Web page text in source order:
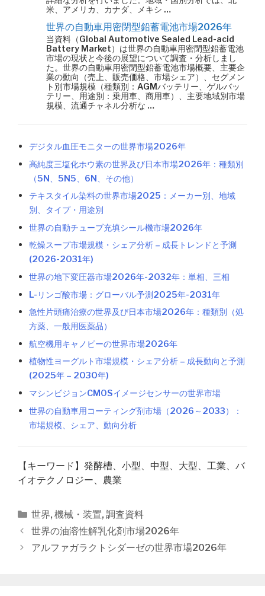
米、アメリカ、カナダ、メキシ …
世界の自動車用密閉型鉛蓄電池市場2026年
当資料（Global Automotive Sealed Lead-acid
Battery Market）は世界の自動車用密閉型鉛蓄電池
市場の現状と今後の展望について調査・分析しまし
た。世界の自動車用密閉型鉛蓄電池市場概要、主要企
業の動向（売上、販売価格、市場シェア）、セグメン
ト別市場規模（種類別：AGMバッテリー、ゲルバッ
テリー、用途別：乗用車、商用車）、主要地域別市場
規模、流通チャネル分析な …
デジタル血圧モニターの世界市場2026年
高純度三塩化ホウ素の世界及び日本市場2026年：種類別
（5N、5N5、6N、その他）
テキスタイル染料の世界市場2025：メーカー別、地域
別、タイプ・用途別
世界の自動チューブ充填シール機市場2026年
乾燥スープ市場規模・シェア分析 – 成長トレンドと予測
(2026-2031年)
世界の地下変圧器市場2026年-2032年：単相、三相
L-リンゴ酸市場：グローバル予測2025年-2031年
急性片頭痛治療の世界及び日本市場2026年：種類別（処
方薬、一般用医薬品）
航空機用キャノピーの世界市場2026年
植物性ヨーグルト市場規模・シェア分析 – 成長動向と予測
(2025年 – 2030年)
マシンビジョンCMOSイメージセンサーの世界市場
世界の自動車用コーティング剤市場（2026～2033）：
市場規模、シェア、動向分析
【キーワード】発酵槽、小型、中型、大型、工業、バ
イオテクノロジー、農業
カ
テ
リ
世界, 機械・装置, 調査資料
投
稿
世界の油溶性解乳化剤市場2026年
アルファガラクトシダーゼの世界市場2026年